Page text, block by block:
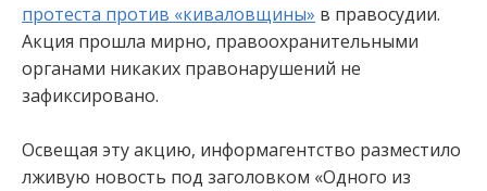
протеста против «киваловщины» в правосудии.
Акция прошла мирно, правоохранительными
органами никаких правонарушений не
зафиксировано.
Освещая эту акцию, информагентство разместило
лживую новость под заголовком «Одного из